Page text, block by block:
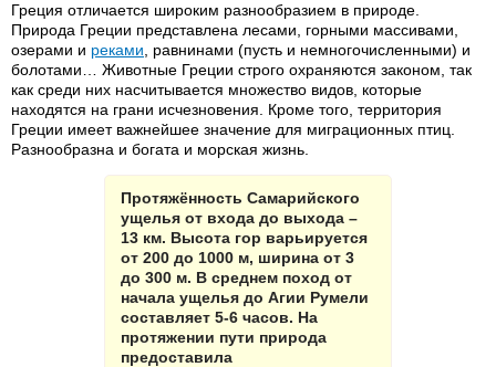
Греция отличается широким разнообразием в природе.
Природа Греции представлена лесами, горными массивами,
озерами и реками , равнинами (пусть и немногочисленными) и
болотами… Животные Греции строго охраняются законом, так
как среди них насчитывается множество видов, которые
находятся на грани исчезновения. Кроме того, территория
Греции имеет важнейшее значение для миграционных птиц.
Разнообразна и богата и морская жизнь.
Протяжённость Самарийского
ущелья от входа до выхода –
13 км. Высота гор варьируется
от 200 до 1000 м, ширина от 3
до 300 м. В среднем поход от
начала ущелья до Агии Румели
составляет 5-6 часов. На
протяжении пути природа
предоставила